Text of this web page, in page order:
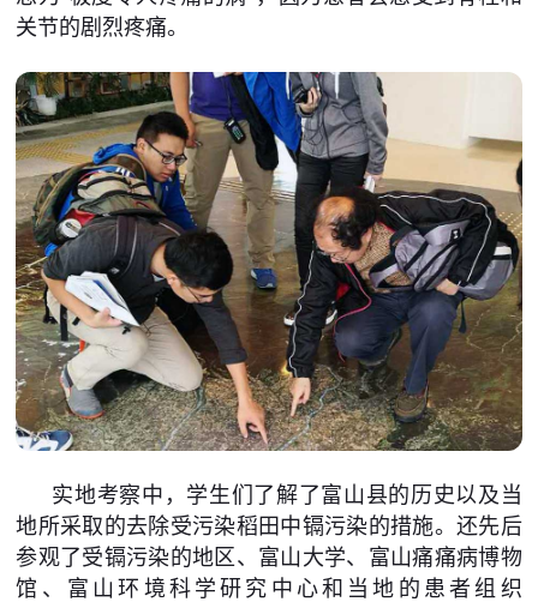
关节的剧烈疼痛。
实地考察中，学生们了解了富山县的历史以及当
地所采取的去除受污染稻田中镉污染的措施。还先后
参观了受镉污染的地区、富山大学、富山痛痛病博物
馆、富山环境科学研究中心和当地的患者组织